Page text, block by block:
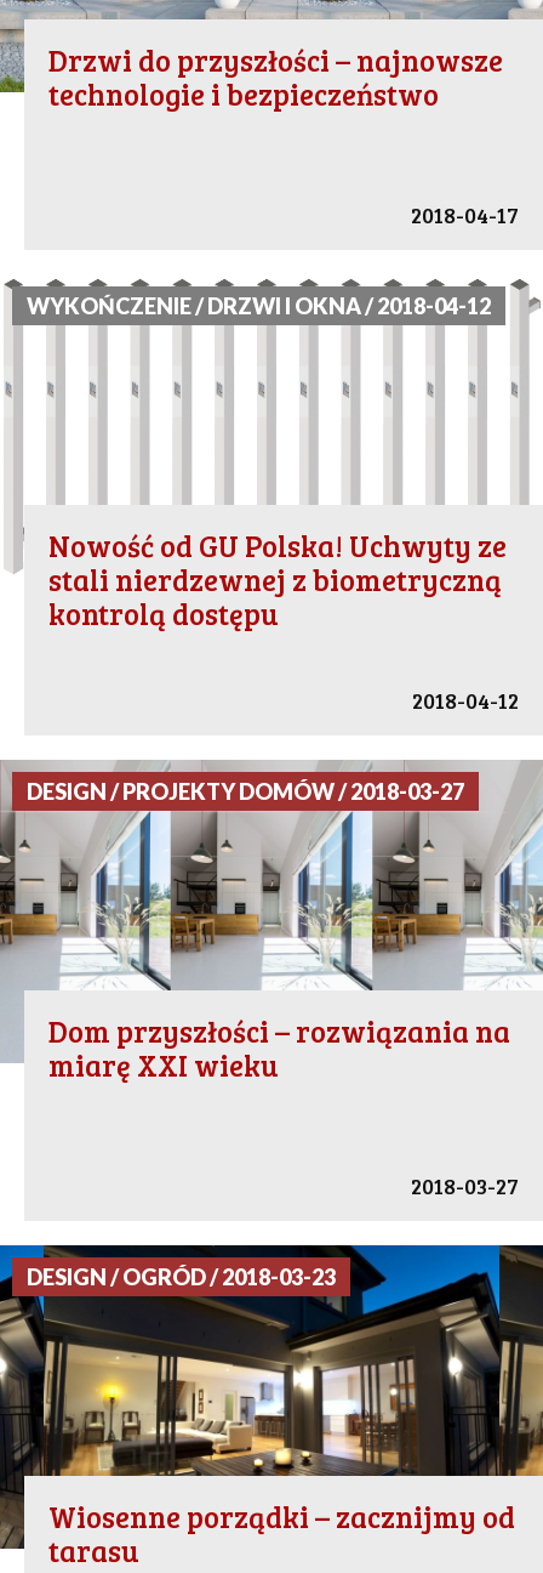
Drzwi do przyszłości – najnowsze
technologie i bezpieczeństwo
2018-04-17
WYKOŃCZENIE / DRZWI I OKNA / 2018-04-12
Nowość od GU Polska! Uchwyty ze
stali nierdzewnej z biometryczną
kontrolą dostępu
2018-04-12
DESIGN / PROJEKTY DOMÓW / 2018-03-27
Dom przyszłości – rozwiązania na
miarę XXI wieku
2018-03-27
DESIGN / OGRÓD / 2018-03-23
Wiosenne porządki – zacznijmy od
tarasu